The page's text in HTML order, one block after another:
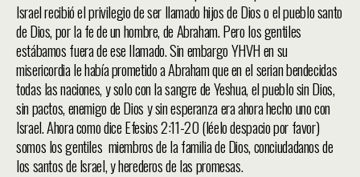
Israel recibió el privilegio de ser llamado hijos de Dios o el pueblo santo
de Dios, por la fe de un hombre, de Abraham. Pero los gentiles
estábamos fuera de ese llamado. Sin embargo YHVH en su
misericordia le había prometido a Abraham que en el serian bendecidas
todas las naciones, y solo con la sangre de Yeshua, el pueblo sin Dios,
sin pactos, enemigo de Dios y sin esperanza era ahora hecho uno con
Israel. Ahora como dice Efesios 2:11-20 (léelo despacio por favor)
somos los gentiles miembros de la familia de Dios, conciudadanos de
los santos de Israel, y herederos de las promesas.